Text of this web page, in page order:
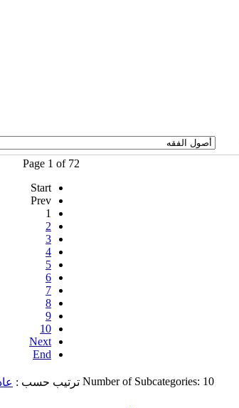
Page 1 of 72
Start
Prev
1
2
3
4
5
6
7
8
9
10
Next
End
Number of Subcategories: 10 ترتيب حسب :